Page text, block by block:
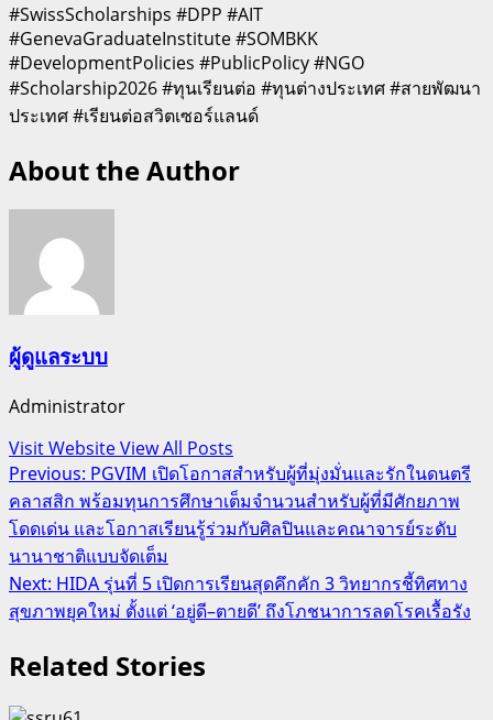
#SwissScholarships #DPP #AIT
#GenevaGraduateInstitute #SOMBKK
#DevelopmentPolicies #PublicPolicy #NGO
#Scholarship2026 #ทุนเรียนต่อ #ทุนต่างประเทศ #สายพัฒนา
ประเทศ #เรียนต่อสวิตเซอร์แลนด์
About the Author
ผู้ดูแลระบบ
Administrator
Visit WebsiteView All Posts
Post
navigation
Previous: PGVIM เปิดโอกาสสำหรับผู้ที่มุ่งมั่นและรักในดนตรี
คลาสสิก พร้อมทุนการศึกษาเต็มจำนวนสำหรับผู้ที่มีศักยภาพ
โดดเด่น และโอกาสเรียนรู้ร่วมกับศิลปินและคณาจารย์ระดับ
นานาชาติแบบจัดเต็ม
Next: HIDA รุ่นที่ 5 เปิดการเรียนสุดคึกคัก 3 วิทยากรชี้ทิศทาง
สุขภาพยุคใหม่ ตั้งแต่ ‘อยู่ดี–ตายดี’ ถึงโภชนาการลดโรคเรื้อรัง
Related Stories